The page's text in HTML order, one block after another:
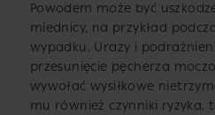
Powodem może być
miednicy, na przykład
wypadku. Urazy i
przesunięcie pęcherza
wywołać wysiłkowe
mu również czynniki ryzyka,